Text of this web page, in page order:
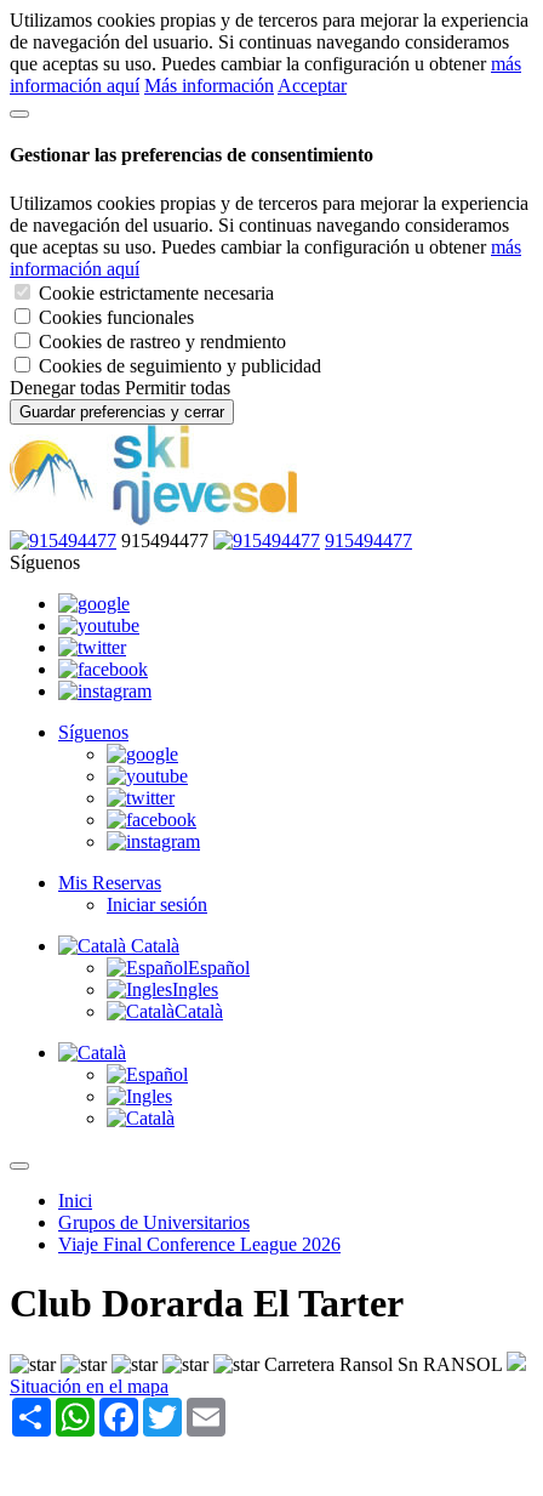
Utilizamos cookies propias y de terceros para mejorar la experiencia
de navegación del usuario. Si continuas navegando consideramos
que aceptas su uso. Puedes cambiar la configuración u obtenermás
información aquí Más información Acceptar
Gestionar las preferencias de consentimiento
Utilizamos cookies propias y de terceros para mejorar la experiencia
de navegación del usuario. Si continuas navegando consideramos
que aceptas su uso. Puedes cambiar la configuración u obtenermás
información aquí
Cookie estrictamente necesaria
Cookies funcionales
Cookies de rastreo y rendmiento
Cookies de seguimiento y publicidad
Denegar todas Permitir todas
Guardar preferencias y cerrar
915494477
915494477
Síguenos
Síguenos
Mis Reservas
Iniciar sesión
Català
Español
Ingles
Català
Inici
Grupos de Universitarios
Viaje Final Conference League 2026
Club Dorarda El Tarter
Carretera Ransol Sn RANSOL
Situación en el mapa
Share WhatsAppFacebook
Twitter